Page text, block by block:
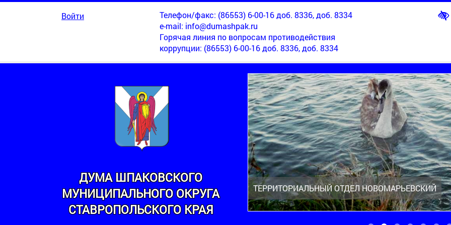
Войти
Телефон/факс: (86553) 6-00-16 доб. 8336, доб. 8334
e-mail: info@dumashpak.ru
Горячая линия по вопросам противодействия
коррупции: (86553) 6-00-16 доб. 8336, доб. 8334
ДУМА ШПАКОВСКОГО
МУНИЦИПАЛЬНОГО ОКРУГА
СТАВРОПОЛЬСКОГО КРАЯ
ТЕРРИТОРИАЛЬНЫЙ ОТДЕЛ НОВОМАРЬЕВСКИЙ